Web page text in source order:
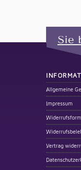
Sie
Allgemeine
Impressum
Vertrag